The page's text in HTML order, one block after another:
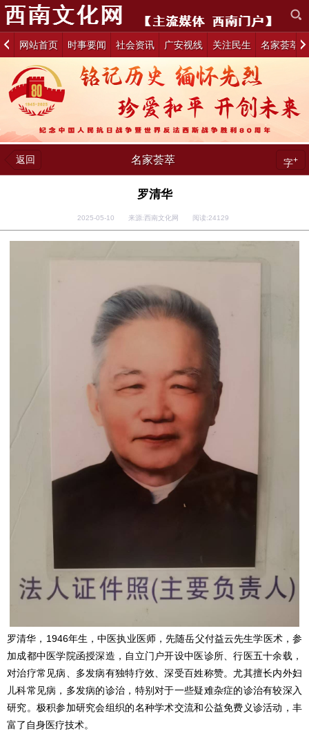
网站首页 时事要闻 社会资讯 广安视线 关注民生 名家荟萃
返回 名家荟萃 字+
罗清华
2025-05-10 来源:西南文化网 阅读:24129
罗清华，1946年生，中医执业医师，先随岳父付益云先生学医术，参
加成都中医学院函授深造，自立门户开设中医诊所、行医五十余载，
对治疗常见病、多发病有独特疗效、深受百姓称赞。尤其擅长内外妇
儿科常见病，多发病的诊治，特别对于一些疑难杂症的诊治有较深入
研究。极积参加研究会组织的名种学术交流和公益免费义诊活动，丰
富了自身医疗技术。